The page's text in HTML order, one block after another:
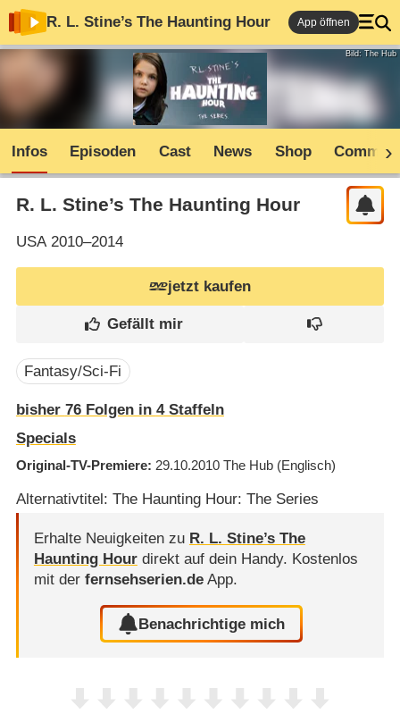
R. L. Stine’s The Haunting Hour App öffnen
Bild: The Hub
Infos Episoden Cast News Shop
R. L. Stine’s The Haunting Hour
USA2010–2014
jetzt kaufen
Fantasy/Sci-Fi
bisher 76Folgen in 4Staffeln
Specials
Original-TV-Premiere 29.10.2010 The Hub (Englisch)
Alternativtitel: The Haunting Hour: The Series
Erhalte Neuigkeiten zu R. L. Stine’s The
Haunting Hourdirekt auf dein Handy. Kostenlos
mit der fernsehserien.deApp.
Benachrichtige mich